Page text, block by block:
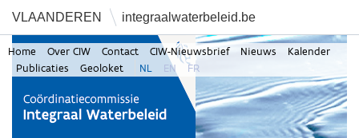
VLAANDEREN integraalwaterbeleid.be
Home Over CIW Contact CIW-Nieuwsbrief Nieuws
Kalender
Publicaties
Geoloket NL EN FR